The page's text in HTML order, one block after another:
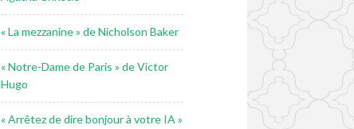
« La mezzanine » de Nicholson Baker
« Notre-Dame de Paris » de Victor
Hugo
« Arrêtez de dire bonjour à votre IA »